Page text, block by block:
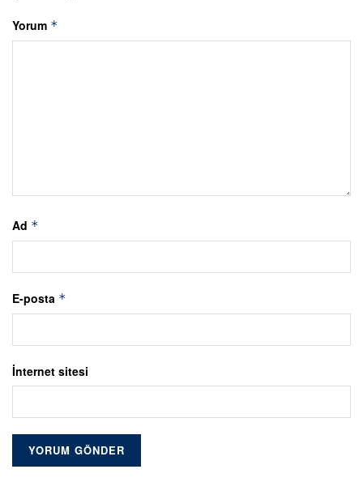
Yorum *
Ad *
E-posta *
İnternet sitesi